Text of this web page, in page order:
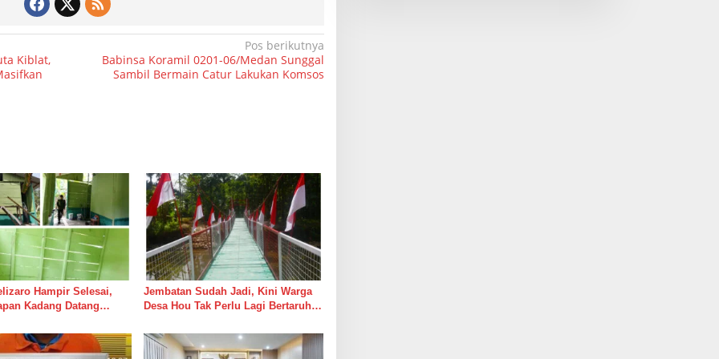
Kiblat,
Pos berikutnya
Babinsa Koramil 0201-06/Medan Sunggal
Sambil Bermain Catur Lakukan Komsos
Hampir Selesai,
Kadang Datang
Jembatan Sudah Jadi, Kini Warga
Desa Hou Tak Perlu Lagi Bertaruh